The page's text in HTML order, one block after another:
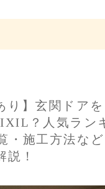
り】玄関ドア
？人気ラン
・施工方法な
説！